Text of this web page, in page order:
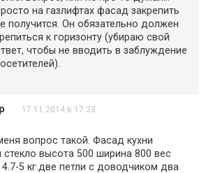
на газлифтах фасад закрепить
получится. Он обязательно должен
к горизонту (убираю свой
чтобы не вводить в заблуждение
17.11.2014 в 17:23
вопрос такой. Фасад кухни
высота 500 ширина 800 вес
5 кг.две петли с доводчиком два